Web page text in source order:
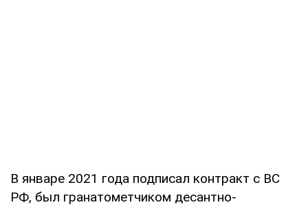
В январе 2021 года подписал контракт с ВС
РФ, был гранатометчиком десантно-